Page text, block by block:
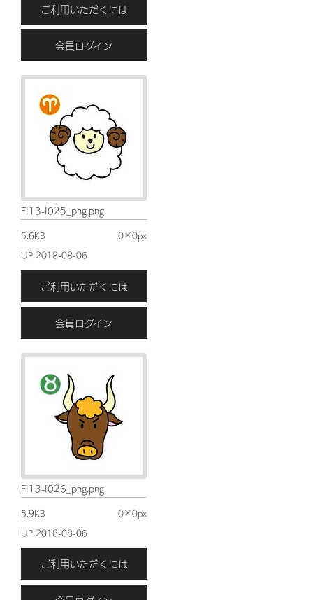
ご利用いただくには
会員ログイン
FI13-I025_png.png
5.6KB
0×0px
UP 2018-08-06
ご利用いただくには
会員ログイン
FI13-I026_png.png
5.9KB
0×0px
UP 2018-08-06
ご利用いただくには